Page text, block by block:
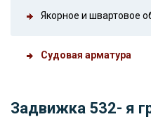
Якорное и швартовое
Судовая арматура
Задвижка 532- я